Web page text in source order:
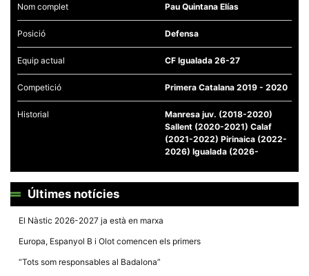
Nom complet Pau Quintana Elías
Posició Defensa
Equip actual CF Igualada 26-27
Competició Primera Catalana 2019 - 2020
Historial
Manresa juv. (2018-2020)
Sallent (2020-2021) Calaf
(2021-2022) Pirinaica (2022-
2026) Igualada (2026-
Últimes notícies
El Nàstic 2026-2027 ja està en marxa
Europa, Espanyol B i Olot comencen els primers
“Tots som responsables al Badalona”
Necessàries
opcionals,